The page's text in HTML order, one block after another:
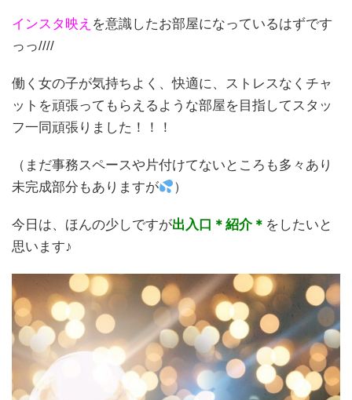
インスタ映え を意識したお部屋になっているはずです
っっ////
働く女の子が気持ちよく、快適に、ストレスなくチャ
ットを頑張ってもらえるような部屋を目指してスタッ
フ一同頑張りました！！！
（まだ事務スペースや片付けてないところも多々あり
未完成部分もありますが
）
今日は、ほんの少しですが出入口＊紹介＊ をしたいと
思います♪